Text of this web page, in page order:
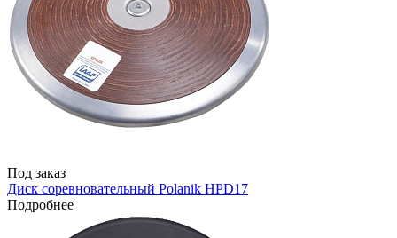
Под заказ
Диск соревновательный Polanik HPD17
Подробнее